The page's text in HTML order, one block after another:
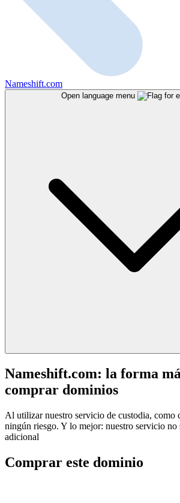
Nameshift.com
Open language menu
Nameshift.com: la forma
comprar dominios
Al utilizar nuestro servicio de custodia, como
ningún riesgo. Y lo mejor: nuestro servicio no
adicional
Comprar este dominio